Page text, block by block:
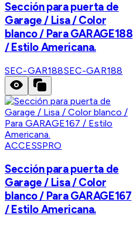
Sección para puerta de
Garage / Lisa / Color
blanco / Para GARAGE188
/ Estilo Americana.
SEC-GAR188SEC-GAR188
ACCESSPRO
Sección para puerta de
Garage / Lisa / Color
blanco / Para GARAGE167
/ Estilo Americana.